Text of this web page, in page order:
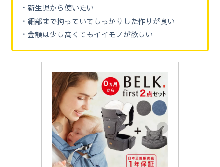
・新生児から使いたい
・細部まで拘っていてしっかりした作りが良い
・金額は少し高くてもイイモノが欲しい